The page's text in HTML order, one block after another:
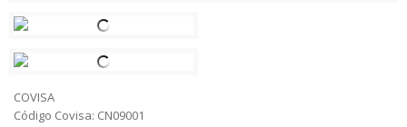
COVISA
Código Covisa: CN09001